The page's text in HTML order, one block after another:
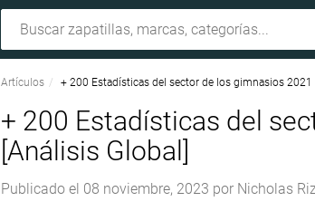
Artículos + 200 Estadísticas del sector de los gimnasios 2021
+ 200 Estadísticas del
[Análisis Global]
Publicado el 08 noviembre, 2023 por Nicholas